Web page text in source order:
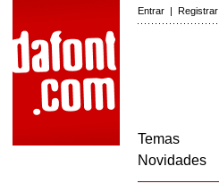
Entrar | Registrar
Temas
Novidades